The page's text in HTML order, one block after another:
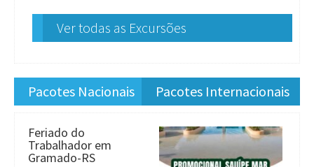
Ver todas as Excursões
Pacotes Nacionais Pacotes Internacionais
Feriado do
Trabalhador em
Gramado-RS